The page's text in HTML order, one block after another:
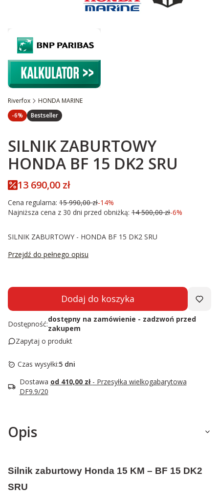
Riverfox HONDA MARINE
Etykiety
-6% discount <>
Bestseller
SILNIK ZABURTOWY
HONDA BF 15 DK2 SRU
13 690,00 zł
Cena regularna: 15 990,00 zł-14%
Najniższa cena z 30 dni przed obniżką: 14 500,00 zł-6%
SILNIK ZABURTOWY - HONDA BF 15 DK2 SRU
Przejdź do pełnego opisu
Dodaj do koszyka
Dostępność:dostępny na zamówienie - zadzwoń przed
zakupem
Zapytaj o produkt
Czas wysyłki:5 dni
Dostawa od 410,00 zł - Przesyłka wielkogabarytowa
DF9.9/20
Opis
Silnik zaburtowy Honda 15 KM – BF 15 DK2
SRU